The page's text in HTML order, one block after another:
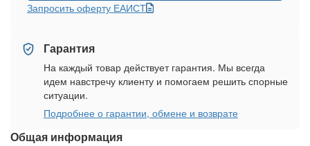
Общая информация
Запросить оферту ЕАИСТ
Гарантия
На каждый товар действует гарантия. Мы всегда
идем навстречу клиенту и помогаем решить спорные
ситуации.
Подробнее о гарантии, обмене и возврате